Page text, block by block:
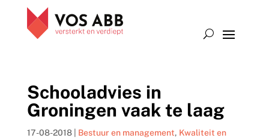
Schooladvies in
Groningen vaak te laag
17-08-2018| Bestuur en management, Kwaliteit en